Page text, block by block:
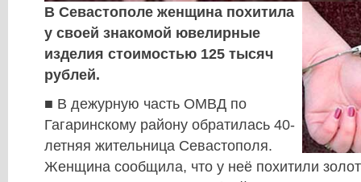
В Севастополе женщина похитила
у своей знакомой ювелирные
изделия стоимостью 125 тысяч
рублей.
■ В дежурную часть ОМВД по
Гагаринскому району обратилась 40-
летняя жительница Севастополя.
Женщина сообщила, что у неё похитили